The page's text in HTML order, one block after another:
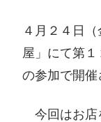
４月２４日
屋」にて第
の参加で開催
今回はお店